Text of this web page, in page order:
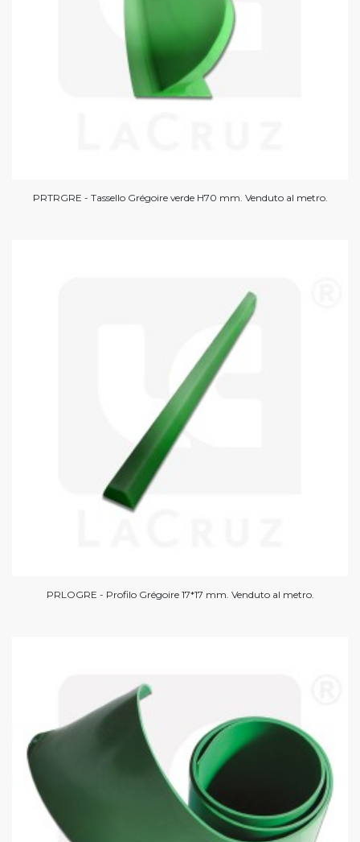
PRTRGRE - Tassello Grégoire verde H70 mm. Venduto al metro.
PRLOGRE - Profilo Grégoire 17*17 mm. Venduto al metro.